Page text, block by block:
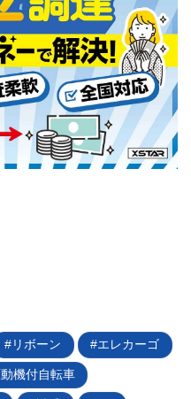
リボーン エレカーゴ
機付自転車